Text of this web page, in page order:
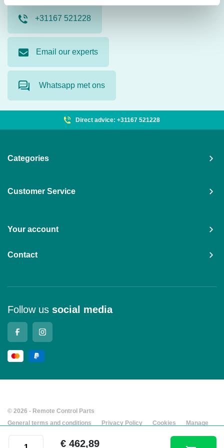
HBC-Radiomatic® shoulder hook, AS006101 quantity
€ 462,89
+31167 521228
Email our experts
Whatsapp met ons
Direct advice: +31167 521228
Categories
Customer Service
Your account
Contact
Follow us social media
© 2026 - Remote Control Parts
General terms and conditions
Privacy Policy Cookies
Manage
cookies
Company details